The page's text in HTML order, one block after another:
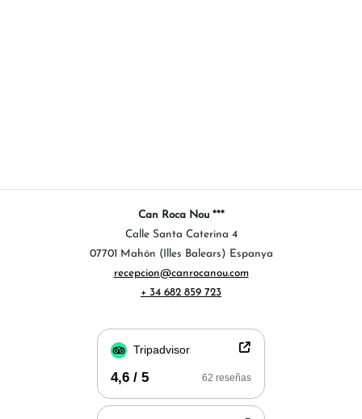
Can Roca Nou ***
Calle Santa Caterina 4
07701 Mahón (Illes Balears) Espanya
recepcion@canrocanou.com
+ 34 682 859 723
Tripadvisor
4,6 / 5 62 reseñas